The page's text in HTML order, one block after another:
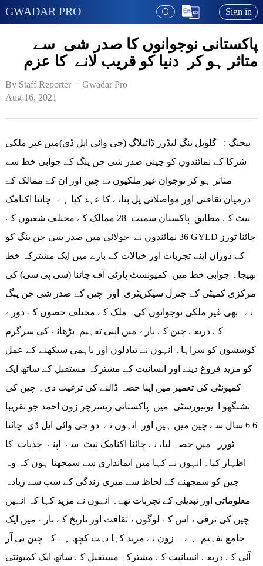
GWADAR PRO Sign in
پاکستانی نوجوانوں کا صدر شی سے
متاثر ہو کر دنیا کو قریب لانے کا عزم
By Staff Reporter   | Gwadar Pro
Aug 16, 2021
بیجنگ : گلوبل ینگ لیڈرز ڈائیلاگ (جی وائی ایل ڈی)میں غیر ملکی
شرکا کے نمائندوں کو چینی صدر شی جن پنگ کے جوابی خط سے
متاثر ہو کر نوجوان غیر ملکیوں نے چین اور ان کے ممالک کے
درمیان ثقافتی اور مواصلاتی پل بنانے کا عہد کیا ہے۔چائنا اکنامک
نیٹ کے مطابق پاکستان سمیت 28 ممالک کے مختلف شعبوں کے
36 نمائندوں نے جولائی میں صدر شی جن پنگ کو GYLD چائنا ٹورز
کے دوران اپنے تجربات اور خیالات کے بارے میں ایک مشترکہ خط
بھیجا۔ جوابی خط میں کمیونسٹ پارٹی آف چائنا (سی پی سی) کی
مرکزی کمیٹی کے جنرل سیکریٹری اور چین کے صدر شی جن پنگ
نے بھی غیر ملکی نوجوانوں کی ملک کے مختلف حصوں کے دورے
کے ذریعے چین کے بارے میں اپنی تفہیم بڑھانے کی سرگرم
کوششوں کو سراہا۔ انہوں نے تبادلوں اور باہمی سیکھنے کے عمل
کو مزید فروغ دینے اور انسانیت کے مشترکہ مستقبل کے ساتھ ایک
کمیونٹی کی تعمیر میں اپنا حصہ ڈالنے کی ترغیب دی۔ چین کی
تشنگھو ا یونیورسٹی میں پاکستانی ریسرچر زون احمد جو تقریبا
6 6 سال سے چین میں ہیں اور انہوں نے دو جی وائی ایل ڈی چائنا
ٹورز میں حصہ لیا، نے چائنا اکنامک نیٹ سے اپنے جذبات کا
اظہار کیا۔ انہوں نے کہا میں ایمانداری سے سمجھتا ہوں کہ وہ
چین کو سمجھنے کے لحاظ سے میری زندگی کے سب سے زیادہ
معلوماتی اور تبدیلی کے تجربات تھے۔ انہوں نے مزید کہا کہ انہیں
چین کی ترقی ، اس کے لوگوں ، ثقافت اور تاریخ کے بارے میں ایک
جامع تفہیم ہے ۔ زون نے مزید کہا بہت کچھ ہے کہ چین بی آر
آئی کے ذریعے انسانیت کے مشترکہ مستقبل کے ساتھ ایک کمیونٹی